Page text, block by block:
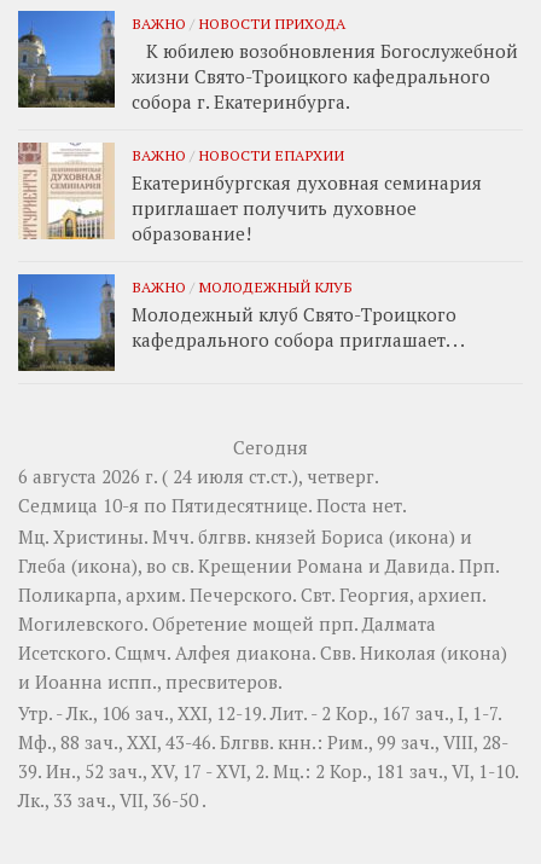
ВАЖНО / НОВОСТИ ПРИХОДА
К юбилею возобновления Богослужебной
жизни Свято-Троицкого кафедрального
собора г. Екатеринбурга.
ВАЖНО / НОВОСТИ ЕПАРХИИ
Екатеринбургская духовная семинария
приглашает получить духовное
образование!
ВАЖНО / МОЛОДЕЖНЫЙ КЛУБ
Молодежный клуб Свято-Троицкого
кафедрального собора приглашает. . .
Сегодня
6 августа 2026 г. ( 24 июля ст.ст.), четверг.
Седмица 10-я по Пятидесятнице. Поста нет.
Мц. Христины. Мчч. блгвв. князей Бориса (икона) и
Глеба (икона), во св. Крещении Романа и Давида. Прп.
Поликарпа, архим. Печерского. Свт. Георгия, архиеп.
Могилевского. Обретение мощей прп. Далмата
Исетского. Сщмч. Алфея диакона. Свв. Николая (икона)
и Иоанна испп., пресвитеров.
Утр. -Лк., 106 зач., XXI, 12-19.Лит. - 2 Кор., 167 зач., I, 1-7.
Мф., 88 зач., XXI, 43-46. Блгвв. кнн.: Рим., 99 зач., VIII, 28-
39. Ин., 52 зач., XV, 17 - XVI, 2. Мц.: 2 Кор., 181 зач., VI, 1-10.
Лк., 33 зач., VII, 36-50 .